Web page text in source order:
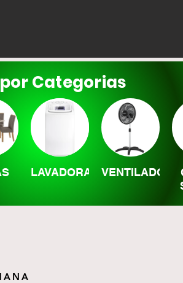
Categorias
LAVADORAS